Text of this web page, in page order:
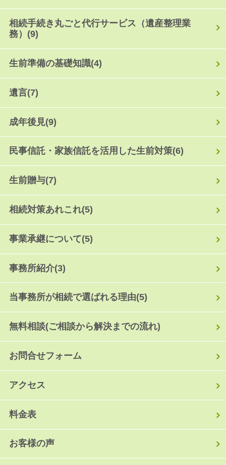
相続手続き丸ごと代行サービス（遺産整理業
務） (9)
生前準備の基礎知識(4)
遺言(7)
成年後見(9)
民事信託・家族信託を活用した生前対策(6)
生前贈与(7)
相続対策あれこれ(5)
事業承継について(5)
事務所紹介(3)
当事務所が相続で選ばれる理由(5)
無料相談(ご相談から解決までの流れ)
お問合せフォーム
アクセス
料金表
お客様の声